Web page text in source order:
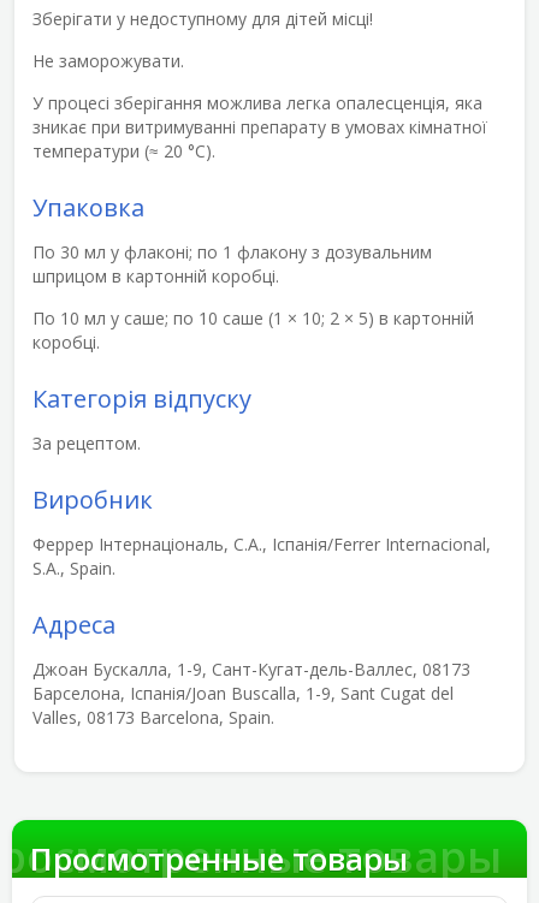
Зберігати у недоступному для дітей місці!
Не заморожувати.
У процесі зберігання можлива легка опалесценція, яка
зникає при витримуванні препарату в умовах кімнатної
температури (≈ 20 °C).
Упаковка
По 30 мл у флаконі; по 1 флакону з дозувальним
шприцом в картонній коробці.
По 10 мл у саше; по 10 саше (1 × 10; 2 × 5) в картонній
коробці.
Категорія відпуску
За рецептом.
Виробник
Феррер Інтернаціональ, С.А., Іспанія/Ferrer Internacional,
S.A., Spain.
Адреса
Джоан Бускалла, 1-9, Сант-Кугат-дель-Валлес, 08173
Барселона, Іспанія/Joan Buscalla, 1-9, Sant Cugat del
Valles, 08173 Barcelona, Spain.
товары
Просмотренные товары